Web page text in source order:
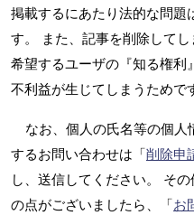
掲載するにあたり法的な問題
す。 また、記事を削除して
希望するユーザの『知る権利
不利益が生じてしまうためで
なお、個人の氏名等の個
するお問い合わせは「削除申
し、送信してください。 そ
の点がございましたら、「お